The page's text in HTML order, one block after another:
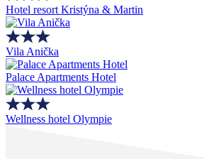
Hotel resort Kristýna & Martin
Vila Anička
Palace Apartments Hotel
Wellness hotel Olympie